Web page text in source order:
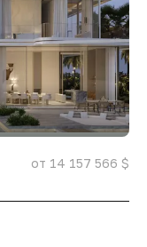
от 14 157 566 $